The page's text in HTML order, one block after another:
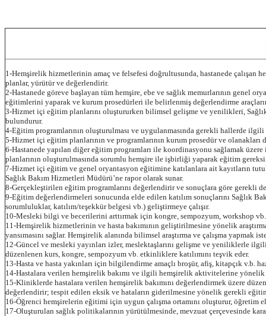
1-Hemşirelik hizmetlerinin amaç ve felsefesi doğrultusunda, hastanede çalışan
planlar, yürütür ve değerlendirir.
2-Hastanede göreve başlayan tüm hemşire, ebe ve sağlık memurlarının
eğitimlerini yaparak ve kurum prosedürleri ile belirlenmiş değerlendirme
3-Hizmet içi eğitim planlarını oluştururken bilimsel gelişme ve yenilikleri,
bulundurur.
4-Eğitim programlarının oluşturulması ve uygulanmasında gerekli hallerde
5-Hizmet içi eğitim planlarının ve programlarının kurum prosedür ve olanakları
6-Hastanede yapılan diğer eğitim programları ile koordinasyonu sağlamak
planlarının oluşturulmasında sorumlu hemşire ile işbirliği yaparak eğitim
7-Hizmet içi eğitim ve genel oryantasyon eğitimine katılanlara ait kayıtların
Sağlık Bakım Hizmetleri Müdürü’ne rapor olarak sunar.
8-Gerçekleştirilen eğitim programlarını değerlendirir ve sonuçlara göre
9-Eğitim değerlendirmeleri sonucunda elde edilen katılım sonuçlarını Sağlık
sorumluluklar, katılım/teşekkür belgesi vb.) geliştirmeye çalışır.
10-Mesleki bilgi ve becerilerini arttırmak için kongre, sempozyum, workshop
11-Hemşirelik hizmetlerinin ve hasta bakımının geliştirilmesine yönelik
yansımasını sağlar. Hemşirelik alanında bilimsel araştırma ve çalışma yapmak
12-Güncel ve mesleki yayınları izler, meslektaşlarını gelişme ve yeniliklerle
düzenlenen kurs, kongre, sempozyum vb. etkinliklere katılımını teşvik eder.
13-Hasta ve hasta yakınları için bilgilendirme amaçlı broşür, afiş, kitapçık v.b.
14-Hastalara verilen hemşirelik bakımı ve ilgili hemşirelik aktivitelerine
15-Kliniklerde hastalara verilen hemşirelik bakımını değerlendirmek üzere
değerlendirir; tespit edilen eksik ve hataların giderilmesine yönelik gerekli
16-Öğrenci hemşirelerin eğitimi için uygun çalışma ortamını oluşturur,
17-Oluşturulan sağlık politikalarının yürütülmesinde, mevzuat çerçevesinde